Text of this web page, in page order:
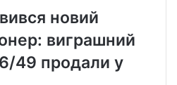
новий
виграшний
49 продали у